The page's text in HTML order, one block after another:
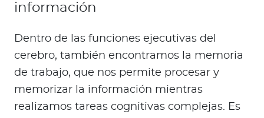
información
Dentro de las funciones ejecutivas del
cerebro, también encontramos la memoria
de trabajo, que nos permite procesar y
memorizar la información mientras
realizamos tareas cognitivas complejas. Es